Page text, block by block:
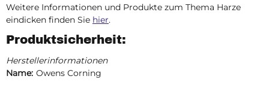
Weitere Informationen und Produkte zum Thema Harze
eindicken finden Sie hier.
Produktsicherheit:
Herstellerinformationen
Name: Owens Corning